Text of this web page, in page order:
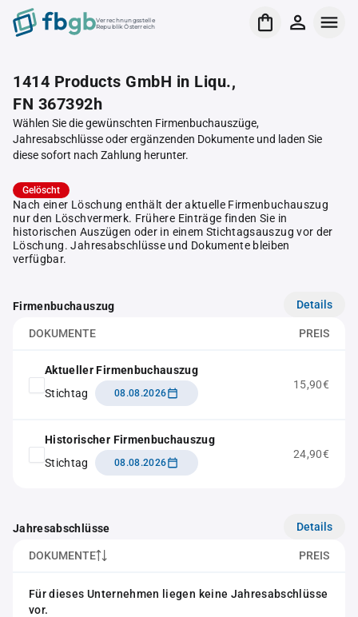
Verrechnungsstelle
Republik Österreich
1414 Products GmbH in Liqu.,
FN 367392h
Wählen Sie die gewünschten Firmenbuchauszüge,
Jahresabschlüsse oder ergänzenden Dokumente und laden Sie
diese sofort nach Zahlung herunter.
Gelöscht
Nach einer Löschung enthält der aktuelle Firmenbuchauszug
nur den Löschvermerk. Frühere Einträge finden Sie in
historischen Auszügen oder in einem Stichtagsauszug vor der
Löschung. Jahresabschlüsse und Dokumente bleiben
verfügbar.
Firmenbuchauszug Details
DOKUMENTE PREIS
Aktueller Firmenbuchauszug
Stichtag
08.08.2026
15,90€
Historischer Firmenbuchauszug
Stichtag
08.08.2026
24,90€
Jahresabschlüsse Details
DOKUMENTE PREIS
Für dieses Unternehmen liegen keine Jahresabschlüsse
vor.